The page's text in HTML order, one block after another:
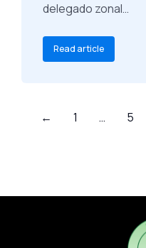
delegado zonal…
Read article
← 1 … 5